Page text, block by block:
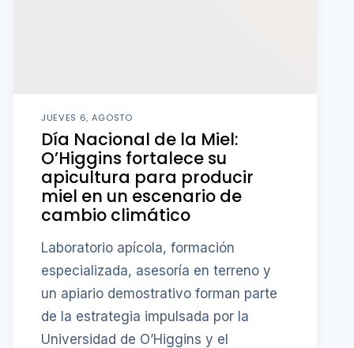
JUEVES 6, AGOSTO
Día Nacional de la Miel:
O’Higgins fortalece su
apicultura para producir
miel en un escenario de
cambio climático
Laboratorio apícola, formación
especializada, asesoría en terreno y
un apiario demostrativo forman parte
de la estrategia impulsada por la
Universidad de O’Higgins y el